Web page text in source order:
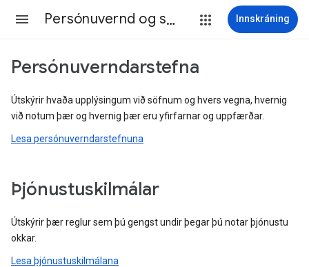
Persónuvernd og skilmálar Innskráning
Persónuverndarstefna
Útskýrir hvaða upplýsingum við söfnum og hvers vegna, hvernig
við notum þær og hvernig þær eru yfirfarnar og uppfærðar.
Lesa persónuverndarstefnuna
Þjónustuskilmálar
Útskýrir þær reglur sem þú gengst undir þegar þú notar þjónustu
okkar.
Lesa þjónustuskilmálana